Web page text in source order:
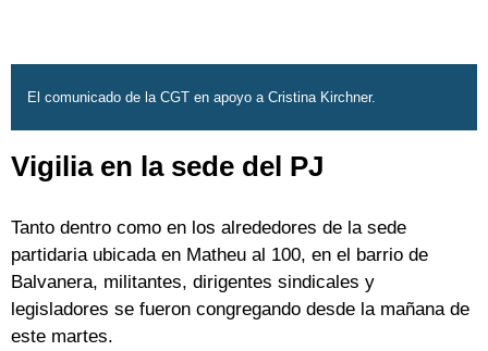
El comunicado de la CGT en apoyo a Cristina Kirchner.
Vigilia en la sede del PJ
Tanto dentro como en los alrededores de la sede
partidaria ubicada en Matheu al 100, en el barrio de
Balvanera, militantes, dirigentes sindicales y
legisladores se fueron congregando desde la mañana de
este martes.